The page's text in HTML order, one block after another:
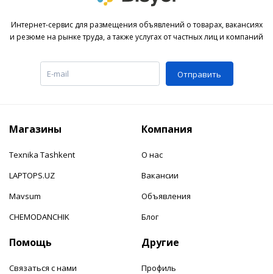
Интернет-сервис для размещения объявлений о товарах, вакансиях
и резюме на рынке труда, а также услугах от частных лиц и компаний
Отправить
Магазины
Texnika Tashkent
LAPTOPS.UZ
Mavsum
CHEMODANCHIK
Компания
О нас
Вакансии
Объявления
Блог
Помощь
Связаться с нами
Другие
Профиль